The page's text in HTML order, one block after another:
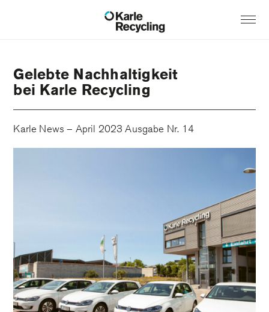
Gelebte Nachhaltigkeit
bei Karle Recycling
Karle News – April 2023 Ausgabe Nr. 14